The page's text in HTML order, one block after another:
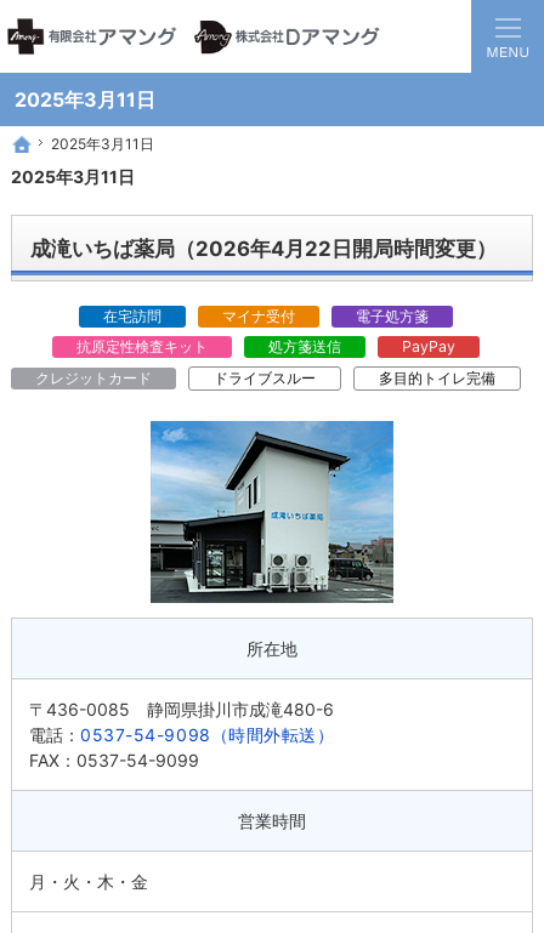
2025年3月11日
静岡県西部地方の地域医療を担う調剤保険薬局グループです。
患者様と医療機関の間に入り、地域全体の健康に貢献する薬局を目指して
ホーム
2025年3月11日
2025年3月11日
成滝いちば薬局（2026年4月22日開局時間変更）
在宅訪問 マイナ受付
電子処方箋
抗原定性検査キット
処方箋送信
PayPay
クレジットカード
ドライブスルー 多目的トイレ完備
所在地
〒436-0085 静岡県掛川市成滝480-6
電話： 0537-54-9098（時間外転送）
FAX：0537-54-9099
営業時間
月・火・木・金
ホーム
2025年3月11日